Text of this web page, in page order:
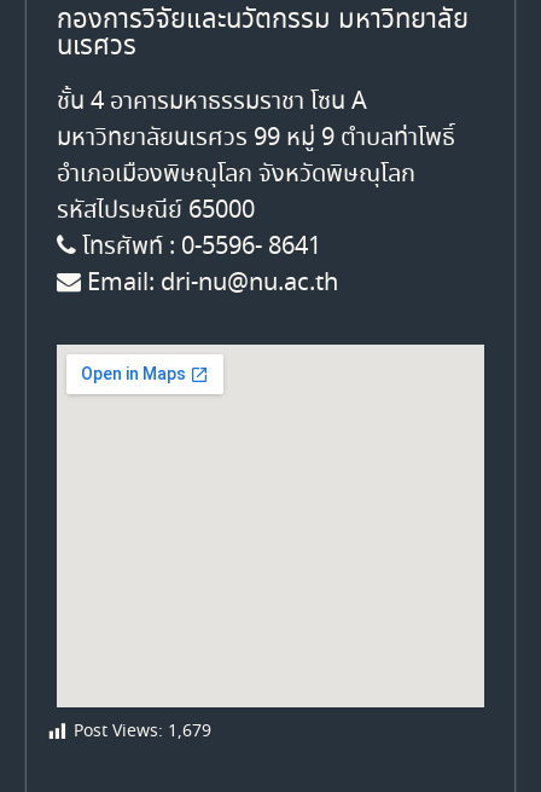
กองการวิจัยและนวัตกรรม มหาวิทยาลัย
นเรศวร
ชั้น 4 อาคารมหาธรรมราชา โซน A
มหาวิทยาลัยนเรศวร 99 หมู่ 9 ตำบลท่าโพธิ์
อำเภอเมืองพิษณุโลก จังหวัดพิษณุโลก
รหัสไปรษณีย์ 65000
โทรศัพท์ : 0-5596- 8641
Email: dri-nu@nu.ac.th
Post Views: 1,679